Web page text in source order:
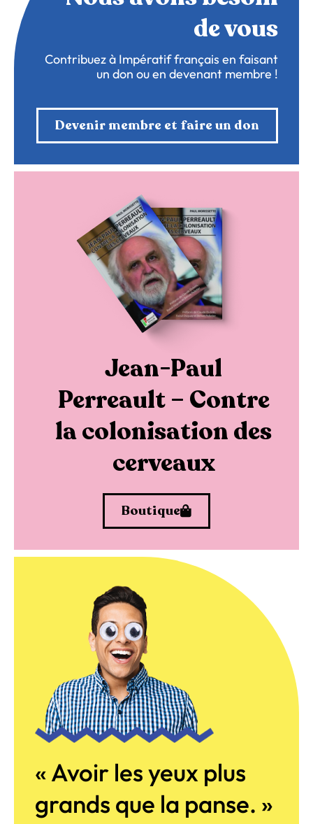
de vous
Contribuez à Impératif français en faisant
un don ou en devenant membre !
Devenir membre et faire un don
Jean-Paul
Perreault – Contre
la colonisation des
cerveaux
Boutique
« Avoir les yeux plus
grands que la panse. »